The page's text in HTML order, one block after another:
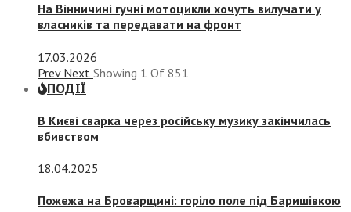
На Вінничині гучні мотоцикли хочуть вилучати у
власників та передавати на фронт
17.03.2026
Prev Next Showing 1 Of 851
ПОДІЇ
В Києві сварка через російську музику закінчилась
вбивством
18.04.2025
Пожежа на Броварщині: горіло поле під Баришівкою